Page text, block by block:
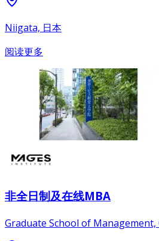
Niigata, 日本
阅读更多
非全日制及在线MBA
Graduate School of Management,